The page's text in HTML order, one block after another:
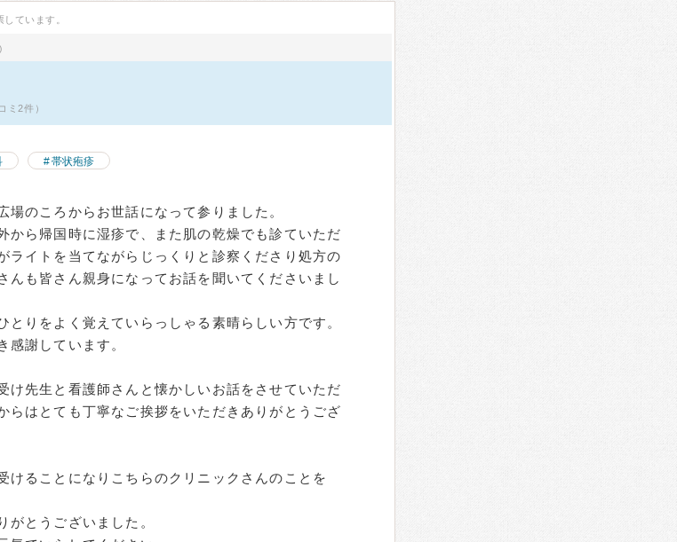
ています。
ミ2件）
帯状疱疹
場のころからお世話になって参りました。
から帰国時に湿疹で、また肌の乾燥でも診ていただ
ライトを当てながらじっくりと診察くださり処方の
んも皆さん親身になってお話を聞いてくださいまし
とりをよく覚えていらっしゃる素晴らしい方です。
感謝しています。
け先生と看護師さんと懐かしいお話をさせていただ
らはとても丁寧なご挨拶をいただきありがとうござ
けることになりこちらのクリニックさんのことを
がとうございました。